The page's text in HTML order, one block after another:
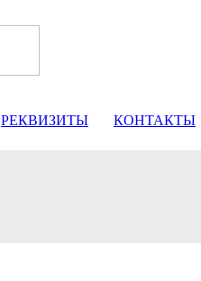
РЕКВИЗИТЫ КОНТАКТЫ